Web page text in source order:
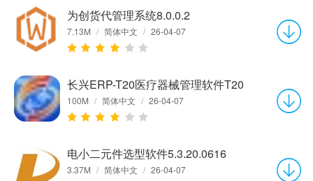
为创货代管理系统8.0.0.2
7.13M / 简体中文 / 26-04-07
长兴ERP-T20医疗器械管理软件T20
100M / 简体中文 / 26-04-07
电小二元件选型软件5.3.20.0616
3.37M / 简体中文 / 26-04-07